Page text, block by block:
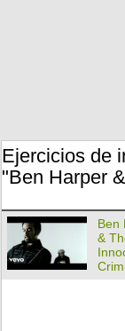
Ejercicios de
"Ben Harper
Ben
&